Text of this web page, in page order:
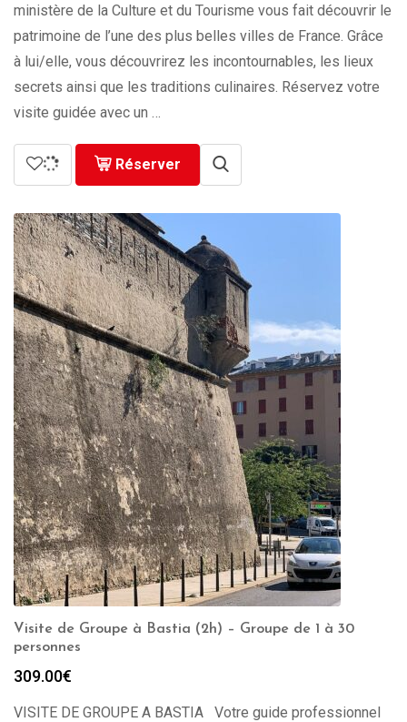
279.00€
à
729.00€
ministère de la Culture et du Tourisme vous fait découvrir le
patrimoine de l’une des plus belles villes de France. Grâce
à lui/elle, vous découvrirez les incontournables, les lieux
secrets ainsi que les traditions culinaires. Réservez votre
visite guidée avec un …
Réserver
Visite de Groupe à Bastia (2h) – Groupe de 1 à 30
personnes
309.00€
VISITE DE GROUPE A BASTIA Votre guide professionnel